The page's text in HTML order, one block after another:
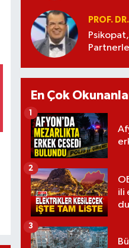
PROF.
En Çok
1
ili
2
3